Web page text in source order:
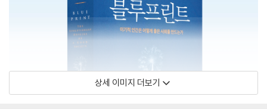
상세 이미지 더보기